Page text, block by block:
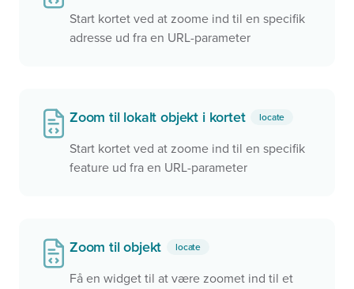
Start kortet ved at zoome ind til en specifik
adresse ud fra en URL-parameter
Zoom til lokalt objekt i kortet locate
Start kortet ved at zoome ind til en specifik
feature ud fra en URL-parameter
Zoom til objekt locate
Få en widget til at være zoomet ind til et